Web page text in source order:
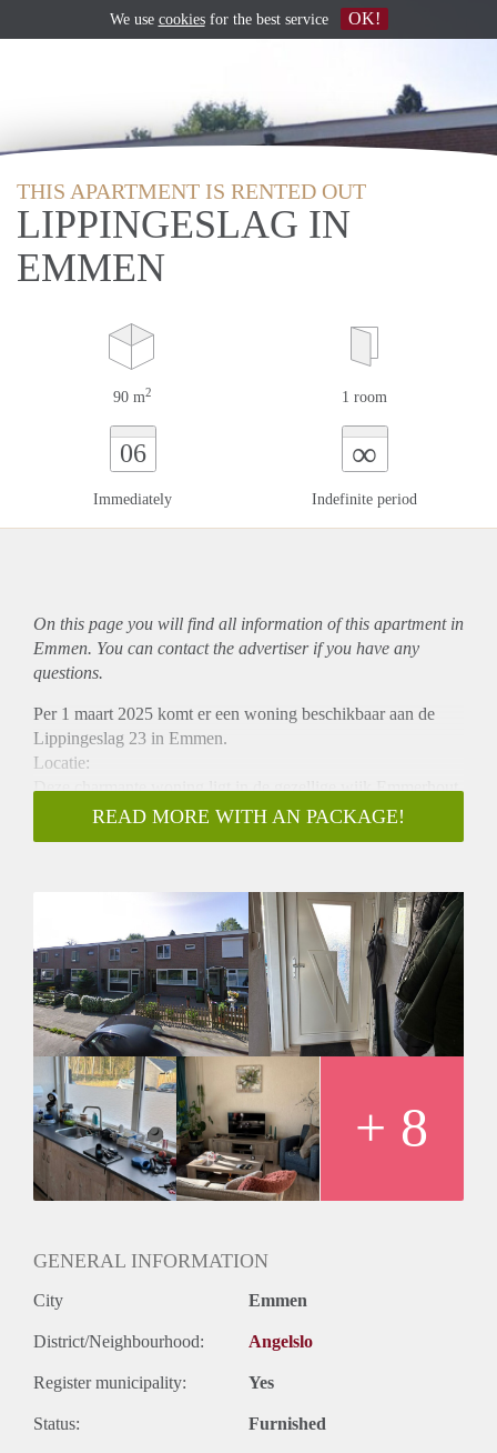
THIS APARTMENT IS RENTED OUT
LIPPINGESLAG IN
EMMEN
90 m2 1 room
06
Immediately
∞
Indefinite period
On this page you will find all information of this apartmentin
Emmen. You can contact the advertiser if you have any
questions.
Per 1 maart 2025 komt er een woning beschikbaar aan de
Lippingeslag 23 in Emmen.
Locatie:
Deze charmante woning ligt in de gezellige wijk Emmerhout,
een ideale locatie waar winkels, restaurants en supermarkten
allemaal binnen fietsafstand bereikbaar zijn.
een open keuken die volledig is uitgerust. Op de eerste
verdieping bevinden zich drie slaapkamers. De badkamer is
royaal en beschikt over een douche en wastafel. Een extra
voordeel is de grote achtertuin met een tuinhuisje.
Huurprijs:
De huurprijs bedraagt €900 per maand, exclusief de
bijkomende kosten.
Vanwege het hoge aantal aanvragen kunnen we niet op elke
aanvraag reageren. Meestal nodigen wij ongeveer vijf
kandidaten uit voor een bezichtiging. Helaas kunnen we niet
iedereen persoonlijk beantwoorden of uitnodigen.
READ MORE WITH AN PACKAGE!
+ 8
GENERAL INFORMATION
City Emmen
District/Neighbourhood: Angelslo
Register municipality: Yes
Status: Furnished
We use cookiesfor the best service OK!